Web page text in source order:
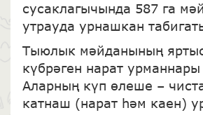
сусаклагычында 587 га
утрауда урнашкан
Тыюлык мәйданының
күбрәген нарат
Аларның күп өлеше –
катнаш (нарат һәм каен)